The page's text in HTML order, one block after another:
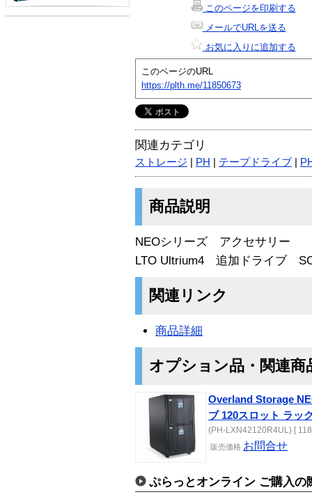
このページを印刷する
メールでURLを送る
お気に入りに追加する
このページのURL
https://plth.me/11850673
関連カテゴリ
ストレージ PH テープドライブ
商品説明
NEOシリーズ アクセサリー
LTO Ultrium4 追加ドライブ
関連リンク
商品詳細
オプション品・関連商
Overland Storage
ブ 120スロット ラッ
(PH-LXN42120R4UL) [
販売価格 お問合せ
ぷらっとオンライン ご購入の